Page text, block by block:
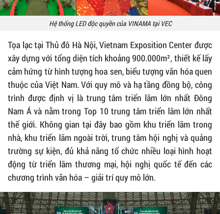
Hệ thống LED độc quyền của VINAMA tại VEC
Tọa lạc tại Thủ đô Hà Nội, Vietnam Exposition Center được
xây dựng với tổng diện tích khoảng 900.000m², thiết kế lấy
cảm hứng từ hình tượng hoa sen, biểu tượng văn hóa quen
thuộc của Việt Nam. Với quy mô và hạ tầng đồng bộ, công
trình được định vị là trung tâm triển lãm lớn nhất Đông
Nam Á và nằm trong Top 10 trung tâm triển lãm lớn nhất
thế giới. Không gian tại đây bao gồm khu triển lãm trong
nhà, khu triển lãm ngoài trời, trung tâm hội nghị và quảng
trường sự kiện, đủ khả năng tổ chức nhiều loại hình hoạt
động từ triển lãm thương mại, hội nghị quốc tế đến các
chương trình văn hóa – giải trí quy mô lớn.